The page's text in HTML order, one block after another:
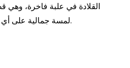
القلادة في علبة فاخرة، وهي
لمسة جمالية على أي إطلالة أو مناسبة خاصة.